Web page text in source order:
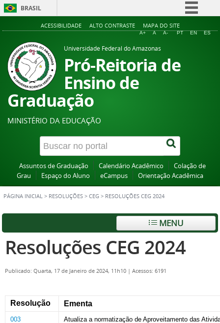
BRASIL
Simplifique!
Acesso à informação
ACESSIBILIDADE ALTO CONTRASTE MAPA DO SITE
A+ A A- PT EN ES
Universidade Federal do Amazonas
Pró-Reitoria de
Ensino de
Graduação
MINISTÉRIO DA EDUCAÇÃO
Assuntos de Graduação Calendário Acadêmico
Colação de
Grau
Espaço do Aluno eCampus Orientação Acadêmica
PÁGINA INICIAL > RESOLUÇÕES > CEG > RESOLUÇÕES CEG 2024
MENU
Resoluções CEG 2024
Publicado: Quarta, 17 de Janeiro de 2024, 11h10 | Acessos: 6191
Resolução Ementa
003 Atualiza a normatização de Aproveitamento das